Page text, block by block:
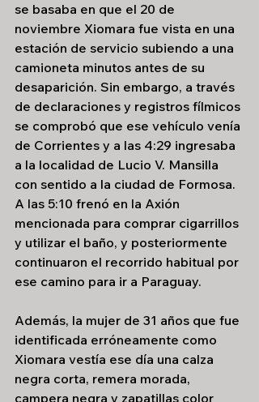
se basaba en que el 20 de
noviembre Xiomara fue vista en una
estación de servicio subiendo a una
camioneta minutos antes de su
desaparición. Sin embargo, a través
de declaraciones y registros fílmicos
se comprobó que ese vehículo venía
de Corrientes y a las 4:29 ingresaba
a la localidad de Lucio V. Mansilla
con sentido a la ciudad de Formosa.
A las 5:10 frenó en la Axión
mencionada para comprar cigarrillos
y utilizar el baño, y posteriormente
continuaron el recorrido habitual por
ese camino para ir a Paraguay.
Además, la mujer de 31 años que fue
identificada erróneamente como
Xiomara vestía ese día una calza
negra corta, remera morada,
campera negra y zapatillas color